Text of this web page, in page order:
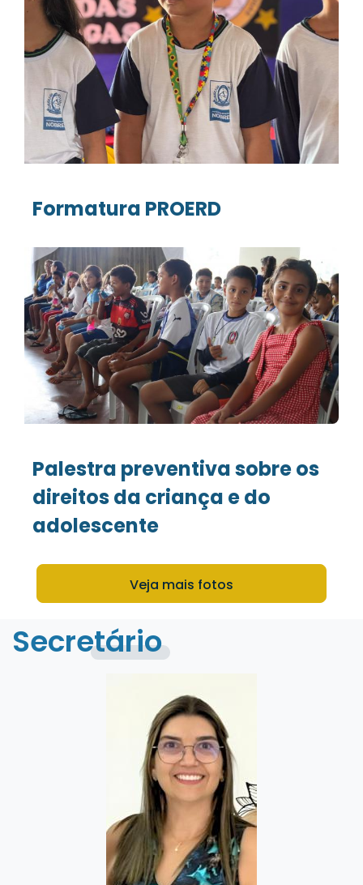
Formatura PROERD
Palestra preventiva sobre os
direitos da criança e do
adolescente
Veja mais fotos
Secretário